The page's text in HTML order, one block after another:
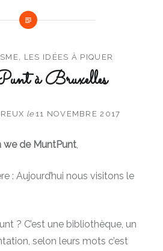
, LES IDÉES À PIQUER
à Bruxelles
le 11 NOVEMBRE 2017
we de MuntPunt,
: Aujourd’hui nous visitons le
? C’est une bibliothèque, un
selon leurs mots c’est